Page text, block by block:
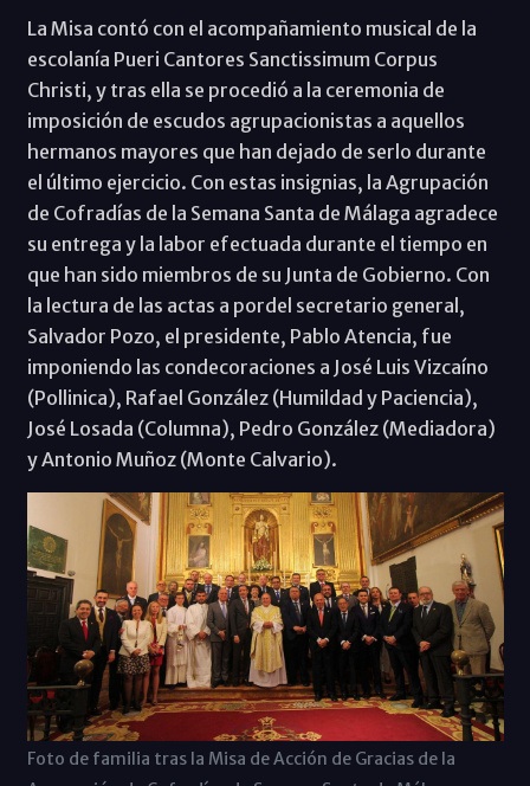
La Misa contó con el acompañamiento musical de la
escolanía Pueri Cantores Sanctissimum Corpus
Christi, y tras ella se procedió a la ceremonia de
imposición de escudos agrupacionistas a aquellos
hermanos mayores que han dejado de serlo durante
el último ejercicio. Con estas insignias, la Agrupación
de Cofradías de la Semana Santa de Málaga agradece
su entrega y la labor efectuada durante el tiempo en
que han sido miembros de su Junta de Gobierno. Con
la lectura de las actas a pordel secretario general,
Salvador Pozo, el presidente, Pablo Atencia, fue
imponiendo las condecoraciones a José Luis Vizcaíno
(Pollinica), Rafael González (Humildad y Paciencia),
José Losada (Columna), Pedro González (Mediadora)
y Antonio Muñoz (Monte Calvario).
Foto de familia tras la Misa de Acción de Gracias de la